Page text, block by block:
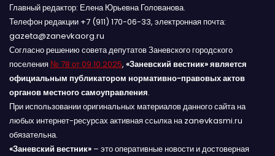
Главный редактор: Елена Юрьевна Голованова.
Телефон редакции +7 (911) 170-06-33, электронная почта:
gazeta@zanevkaorg.ru
Согласно решению совета депутатов Заневского городского
поселения № 78 от 09.10.2025, «Заневский вестник» является
официальным публикатором нормативно-правовых актов
органов местного самоуправления.
При использовании оригинальных материалов данного сайта на
любых интернет-ресурсах активная ссылка на zanevkasmi.ru
обязательна.
«Заневский вестник» – это оперативные новости и достоверная